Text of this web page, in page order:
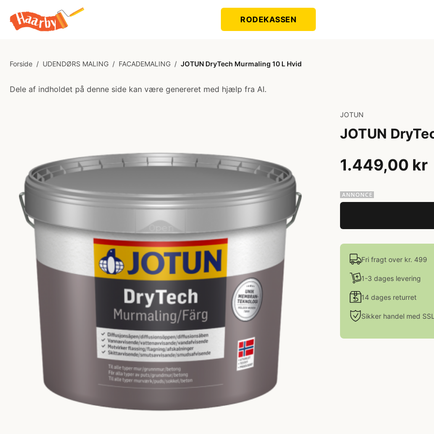
RODEKASSEN
Forside / UDENDØRS MALING / FACADEMALING / JOTUN DryTech Murmaling 10 L Hvid
Dele af indholdet på denne side kan være genereret med hjælp fra AI.
JOTUN
JOTUN
1.449,00 kr
Fri fragt over kr. 499
1-3 dages levering
14 dages returret
Sikker handel med